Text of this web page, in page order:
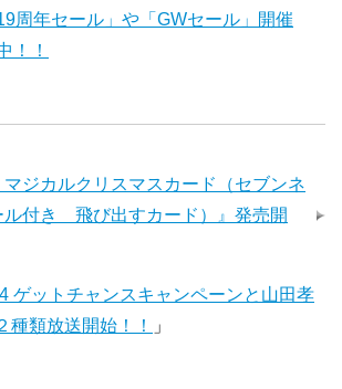
周年セール」や「GWセール」開催
！！
ジカルクリスマスカード（セブンネ
ル付き 飛び出すカード）』発売開
ゲットチャンスキャンペーンと山田孝
種類放送開始！！
」